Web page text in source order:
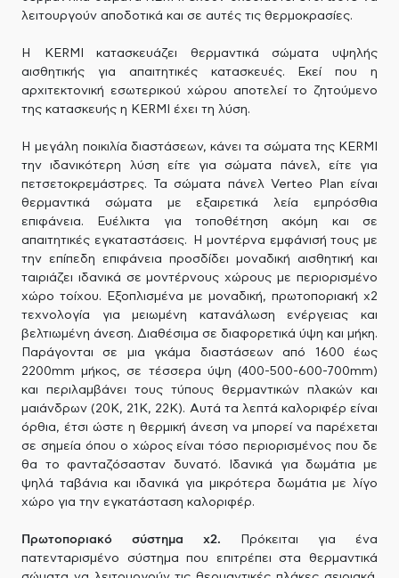
λειτουργούν αποδοτικά και σε αυτές τις θερμοκρασίες.
H KERMI κατασκευάζει θερμαντικά σώματα υψηλής
αισθητικής για απαιτητικές κατασκευές. Εκεί που η
αρχιτεκτονική εσωτερικού χώρου αποτελεί το ζητούμενο
της κατασκευής η KERMI έχει τη λύση.
Η μεγάλη ποικιλία διαστάσεων, κάνει τα σώματα της KERMI
την ιδανικότερη λύση είτε για σώματα πάνελ, είτε για
πετσετοκρεμάστρες. Τα σώματα πάνελ Verteo Plan είναι
θερμαντικά σώματα με εξαιρετικά λεία εμπρόσθια
επιφάνεια. Ευέλικτα για τοποθέτηση ακόμη και σε
απαιτητικές εγκαταστάσεις. Η μοντέρνα εμφάνισή τους με
την επίπεδη επιφάνεια προσδίδει μοναδική αισθητική και
ταιριάζει ιδανικά σε μοντέρνους χώρους με περιορισμένο
χώρο τοίχου. Εξοπλισμένα με μοναδική, πρωτοποριακή x2
τεχνολογία για μειωμένη κατανάλωση ενέργειας και
βελτιωμένη άνεση. Διαθέσιμα σε διαφορετικά ύψη και μήκη.
Παράγονται σε μια γκάμα διαστάσεων από 1600 έως
2200mm μήκος, σε τέσσερα ύψη (400-500-600-700mm)
και περιλαμβάνει τους τύπους θερμαντικών πλακών και
μαιάνδρων (20Κ, 21Κ, 22Κ). Αυτά τα λεπτά καλοριφέρ είναι
όρθια, έτσι ώστε η θερμική άνεση να μπορεί να παρέχεται
σε σημεία όπου ο χώρος είναι τόσο περιορισμένος που δε
θα το φανταζόσασταν δυνατό. Ιδανικά για δωμάτια με
ψηλά ταβάνια και ιδανικά για μικρότερα δωμάτια με λίγο
χώρο για την εγκατάσταση καλοριφέρ.
Πρωτοποριακό σύστημα x2. Πρόκειται για ένα
πατενταρισμένο σύστημα που επιτρέπει στα θερμαντικά